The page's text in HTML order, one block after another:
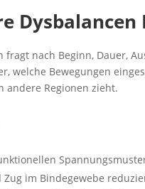
nach Beginn, Dauer,
welche Bewegungen
Regionen zieht.
im Bindegewebe